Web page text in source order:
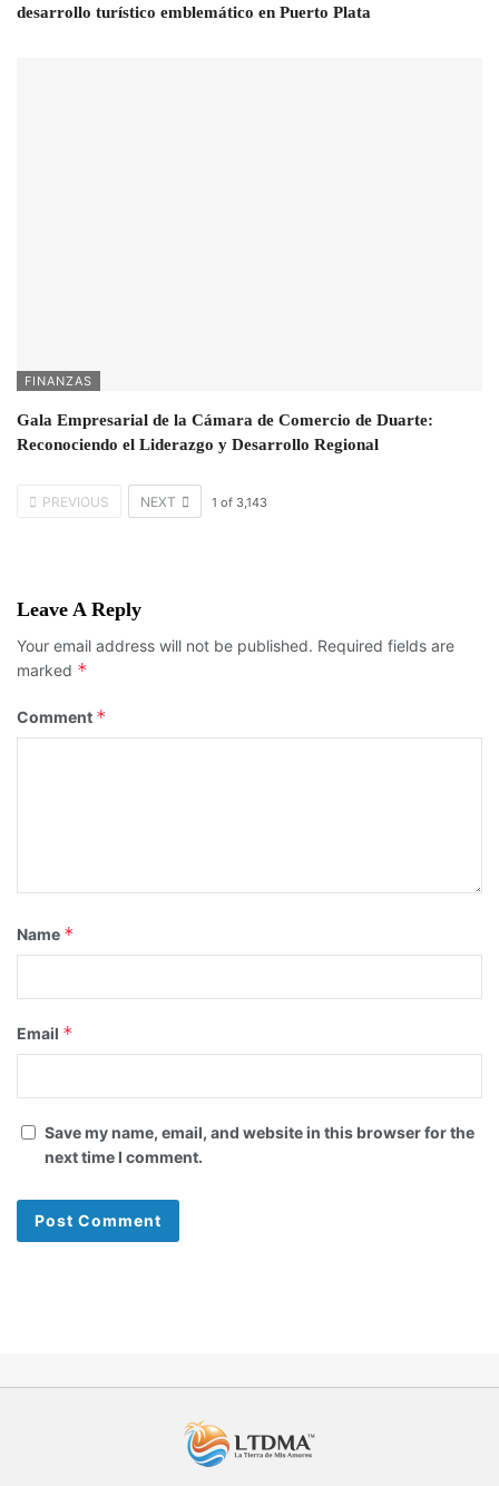
desarrollo turístico emblemático en Puerto Plata
FINANZAS
Gala Empresarial de la Cámara de Comercio de Duarte:
Reconociendo el Liderazgo y Desarrollo Regional
PREVIOUS NEXT 1 of 3,143
Leave A Reply
Your email address will not be published. Required fields are
marked *
Comment *
Name *
Email *
Save my name, email, and website in this browser for the
next time I comment.